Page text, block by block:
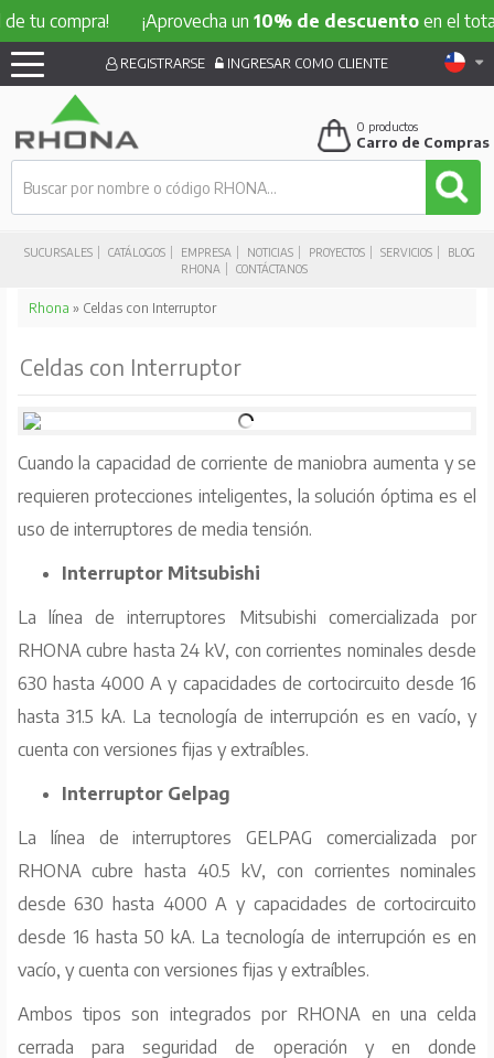
¡Aprovecha un10% de descuentoen el total de tu
SUCURSALES CATÁLOGOS EMPRESA NOTICIAS PROYECTOS SERVICIOS
BLOG
RHONA
CONTÁCTANOS
REGISTRARSE INGRESAR COMO CLIENTE
0 productos
Carro de Compras
Rhona » Celdas con Interruptor
Celdas con Interruptor
Cuando la capacidad de corriente de maniobra aumenta y se
requieren protecciones inteligentes, la solución óptima es el
uso de interruptores de media tensión.
Interruptor Mitsubishi
La línea de interruptores Mitsubishi comercializada por
RHONA cubre hasta 24 kV, con corrientes nominales desde
630 hasta 4000 A y capacidades de cortocircuito desde 16
hasta 31.5 kA. La tecnología de interrupción es en vacío, y
cuenta con versiones fijas y extraíbles.
Interruptor Gelpag
La línea de interruptores GELPAG comercializada por
RHONA cubre hasta 40.5 kV, con corrientes nominales
desde 630 hasta 4000 A y capacidades de cortocircuito
desde 16 hasta 50 kA. La tecnología de interrupción es en
vacío, y cuenta con versiones fijas y extraíbles.
Ambos tipos son integrados por RHONA en una celda
cerrada para seguridad de operación y en donde